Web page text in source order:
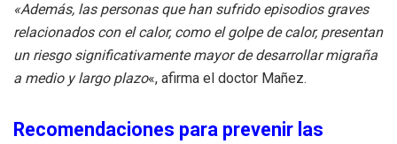
«Además, las personas que han sufrido episodios graves
relacionados con el calor, como el golpe de calor, presentan
un riesgo significativamente mayor de desarrollar migraña
a medio y largo plazo«, afirma el doctor Mañez.
Recomendaciones para prevenir las